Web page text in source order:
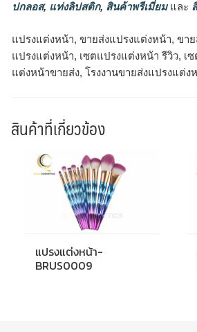
ปกลอส, แท่งลิปสติก, สินค้าพรีเมี่ยมและ
แปรงแต่งหน้า, ขายส่งแปรงแต่งหน้า, ขา
แปรงแต่งหน้า, เซตแปรงแต่งหน้า รีวิว,
แต่งหน้าขายส่ง, โรงงานขายส่งแปรงแต่
สินค้าที่เกี่ยวข้อง
แปรงแต่งหน้า-
BRUS0009